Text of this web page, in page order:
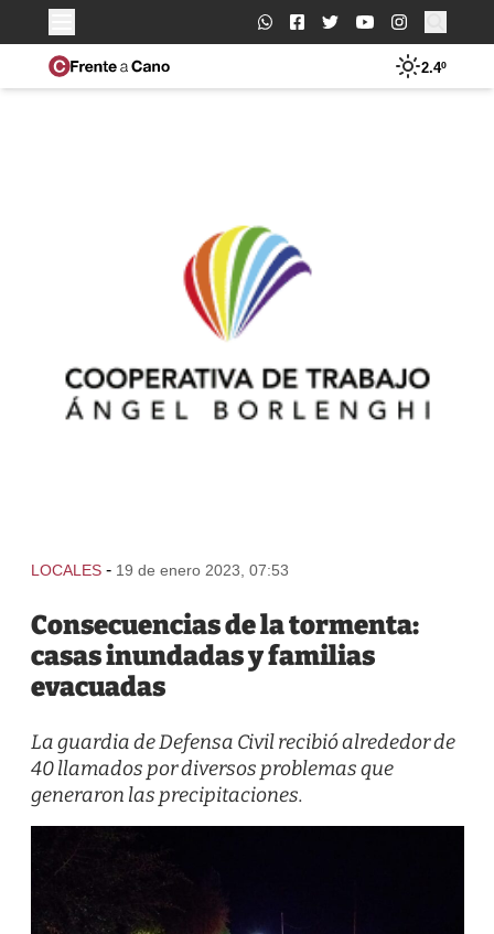
Buscar:
2.4º
LOCALES - 19 de enero 2023, 07:53
Consecuencias de la tormenta:
casas inundadas y familias
evacuadas
La guardia de Defensa Civil recibió alrededor de
40 llamados por diversos problemas que
generaron las precipitaciones.